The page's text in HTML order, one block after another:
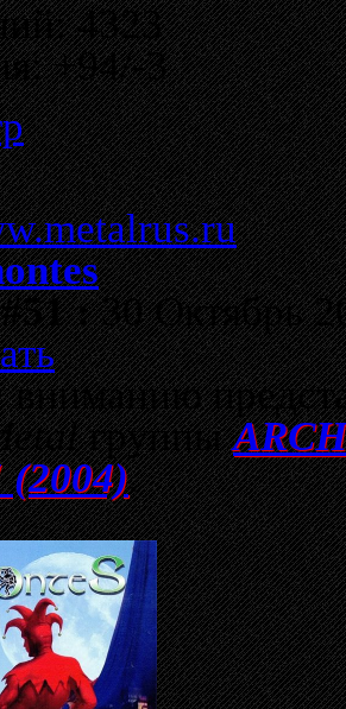
4323
+94/-3
:30 Октябрь
группы
(2004).